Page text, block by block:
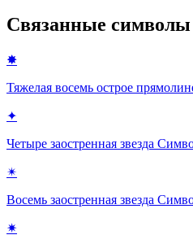
Связанные символы
✸
Тяжелая восемь острое
✦
Четыре заостренная звезда
✴
Восемь заостренная звезда
✷